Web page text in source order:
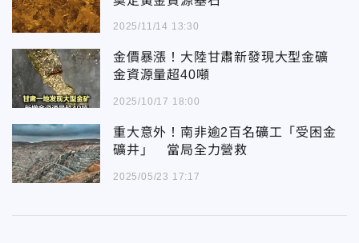
2025/11/14 13:30
金價暴漲！大陸甘肅新發現大型金礦
金資源量超40噸
2025/10/17 18:00
重大意外！南非逾2百名礦工「受困金
礦井」 當局全力營救
2025/05/23 17:17